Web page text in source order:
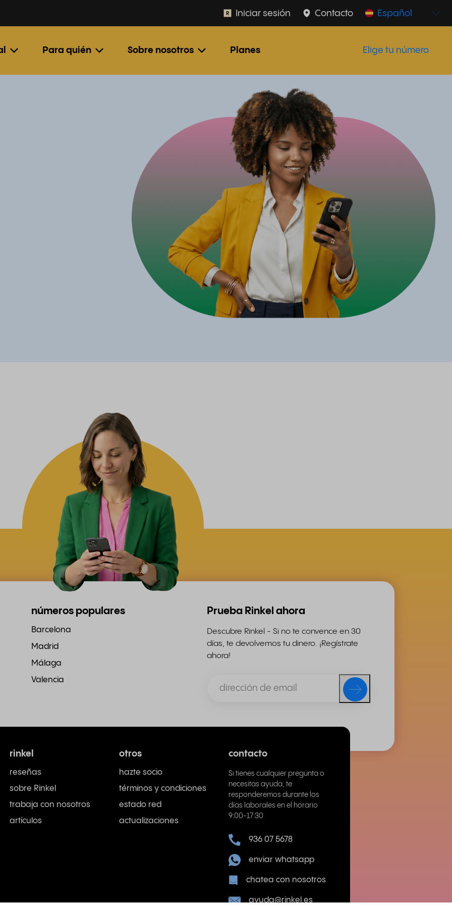
Para quién Sobre nosotros Planes
Español
Contacto
Iniciar sesión
Elige tu número
números populares
Barcelona
Madrid
Málaga
Valencia
Prueba Rinkel ahora
Descubre Rinkel - Si no te convence en 30
días, te devolvemos tu dinero. ¡Regístrate
ahora!
rinkel
reseñas
sobre Rinkel
trabaja con nosotros
artículos
otros
hazte socio
términos y condiciones
estado red
actualizaciones
contacto
Si tienes cualquier pregunta o
necesitas ayuda, te
responderemos durante los
días laborales en el horario
9:00-17:30
936 07 5678
enviar whatsapp
chatea con nosotros
ayuda@rinkel.es